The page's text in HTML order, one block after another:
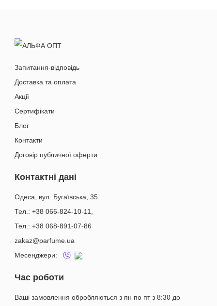
Запитання-відповідь
Доставка та оплата
Акції
Сертифікати
Блог
Контакти
Договір публичної оферти
Контактні дані
Одеса, вул. Бугаївська, 35
Тел.: +38 066-824-10-11
Тел.: +38 068-891-07-86
zakaz@parfume.ua
Месенджери:
Час роботи
Ваші замовлення обробляються з пн по пт з 8:30 до